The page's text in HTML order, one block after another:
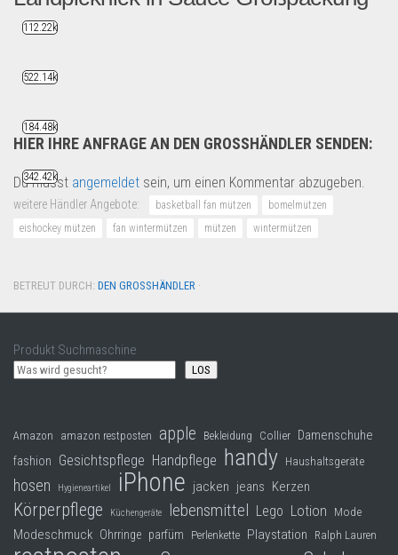
Für Händler und Fachhändler...
HIER IHRE ANFRAGE AN DEN GROSSHÄNDLER SENDEN:
Du musst angemeldet sein, um einen Kommentar abzugeben.
weitere Händler Angebote: basketball fan mützen
bomelmützen
eishockey mützen
fan wintermützen mützen wintermützen
BETREUT DURCH: DEN GROSSHÄNDLER ·
Produkt Suchmaschine
LOS
Amazon amazon restposten apple Bekleidung Collier Damenschuhe
fashion Gesichtspflege Handpflege handy Haushaltsgeräte
hosen Hygieneartikel iPhone jacken jeans Kerzen
Körperpflege Küchengeräte lebensmittel Lego Lotion Mode
Modeschmuck Ohrringe parfüm Perlenkette Playstation Ralph Lauren
112.22k
522.14k
184.48k
342.42k